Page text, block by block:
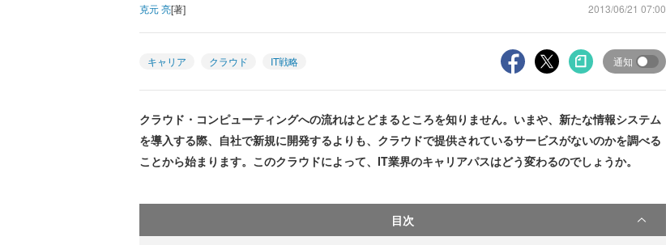
克元 亮[著] 2013/06/21 07:00
キャリア クラウド IT戦略 通知
クラウド・コンピューティングへの流れはとどまるところを知りません。いまや、新たな情報システム
を導入する際、自社で新規に開発するよりも、クラウドで提供されているサービスがないのかを調べる
ことから始まります。このクラウドによって、IT業界のキャリアパスはどう変わるのでしょうか。
目次